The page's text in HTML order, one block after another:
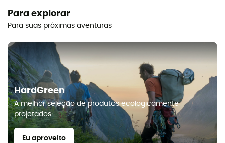
HardGreen
A melhor seleção de produtos ecologicamente
projetados
Eu aproveito
Para explorar
Para suas próximas aventuras